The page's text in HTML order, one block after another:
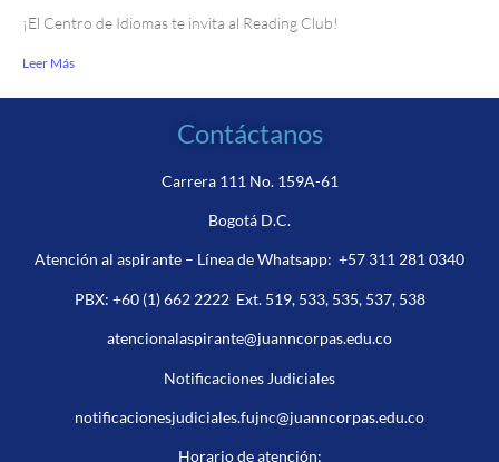
¡El Centro de Idiomas te invita al Reading Club!
Leer Más
Contáctanos
Carrera 111 No. 159A-61
Bogotá D.C.
Atención al aspirante – Línea de Whatsapp: +57 311 281 0340
PBX: +60 (1) 662 2222Ext. 519, 533, 535, 537, 538
atencionalaspirante@juanncorpas.edu.co
Notificaciones Judiciales
notificacionesjudiciales.fujnc@juanncorpas.edu.co
Horario de atención: